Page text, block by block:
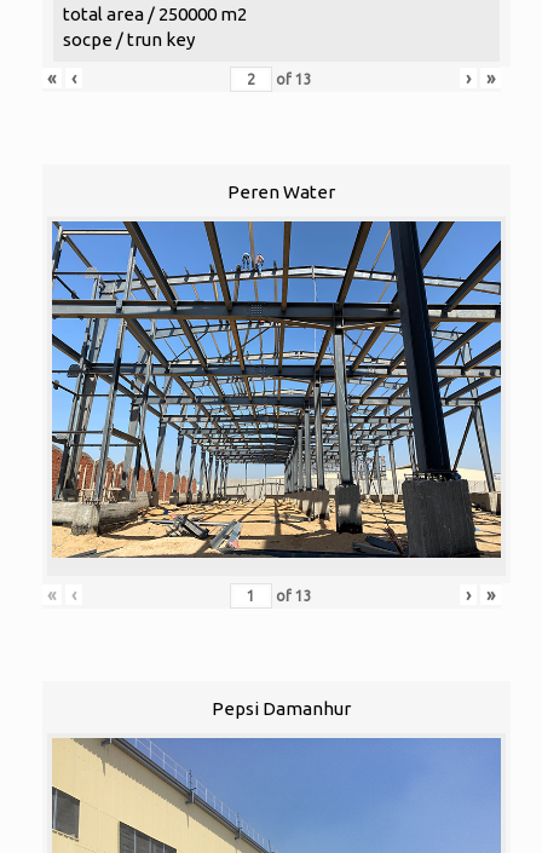
total area / 250000 m2
socpe / trun key
«
‹ of 13 › »
Peren Water
« ‹ of 13 › »
Pepsi Damanhur